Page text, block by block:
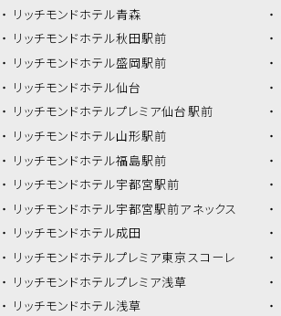
リッチモンドホテル青森
リッチモンドホテル秋田駅前
リッチモンドホテル盛岡駅前
リッチモンドホテル仙台
リッチモンドホテルプレミア仙台駅前
リッチモンドホテル山形駅前
リッチモンドホテル福島駅前
リッチモンドホテル宇都宮駅前
リッチモンドホテル宇都宮駅前アネックス
リッチモンドホテル成田
リッチモンドホテルプレミア東京スコーレ
リッチモンドホテルプレミア浅草
リッチモンドホテル浅草